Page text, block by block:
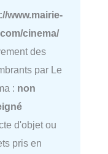
www.mairie-
cinema/
des
par Le
: non
d'objet ou
pris en